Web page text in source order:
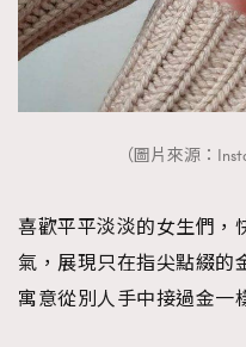
（圖片來源：
喜歡平平淡淡的女生們，
氣，展現只在指尖點綴的
寓意從別人手中接過金一